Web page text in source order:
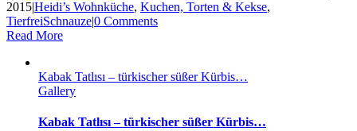
2015|Heidi’s Wohnküche, Kuchen, Torten & Kekse,
TierfreiSchnauze|0 Comments
Read More
Kabak Tatlısı – türkischer süßer Kürbis…
Gallery
Kabak Tatlısı – türkischer süßer Kürbis…